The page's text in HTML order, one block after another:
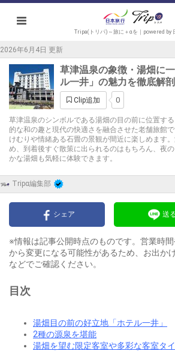
Tripa(トリパ)～旅に＋αを｜powered by
2026年6月4日 更新
草津温泉の象徴・湯畑に
ル一井」の魅力を徹底解剖
Clip追加 0
草津温泉のシンボルである湯畑の目の前に位置す
的な和の趣と現代の快適さを融合させた老舗旅館
けむりや情緒ある石畳の景観が間近に楽しめます
め、到着後すぐ散策に出られるのはもちろん、夜
かな湯畑も気軽に体験できます。
Tripα編集部
シェア 送
※情報は記事公開時点のものです。営業時
から変更になる可能性があるため、お出か
などでご確認ください。
目次
湯畑目の前の好立地「ホテル一井」
2種の源泉を堪能
湯畑を望む限定客室や多彩な客室タ